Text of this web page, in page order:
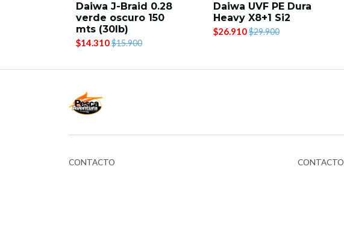
Daiwa J-Braid 0.28
verde oscuro 150
mts (30lb)
$14.310$15.900
Daiwa UVF PE Dura
Heavy X8+1 Si2
$26.910$29.900
CONTACTO CONTACTO